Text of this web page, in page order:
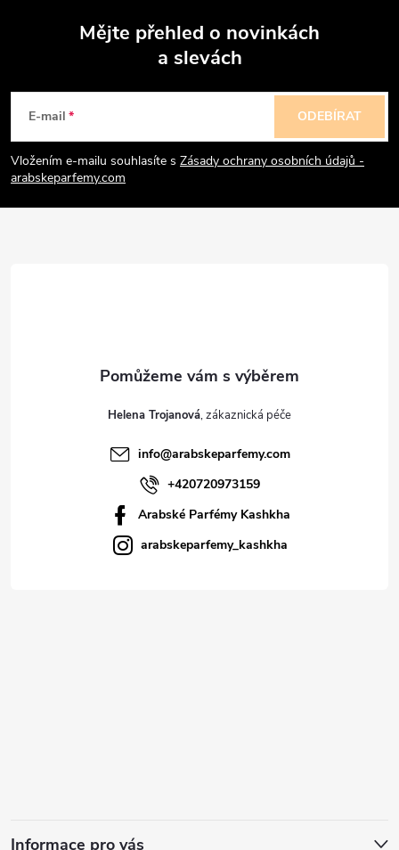
p
a
Mějte přehled o novinkách
a slevách
E-mail
Vložením e-mailu souhlasíte s Zásady ochrany osobních údajů -
arabskeparfemy.com
ODEBÍRAT
Helena Trojanová
info@arabskeparfemy.com
+420720973159
Arabské Parfémy Kashkha
arabskeparfemy_kashkha
Informace pro vás